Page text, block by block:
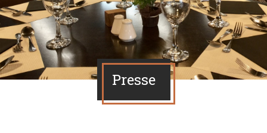
Presse